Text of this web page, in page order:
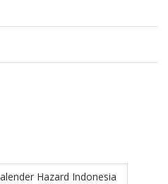
Hazard Indonesia